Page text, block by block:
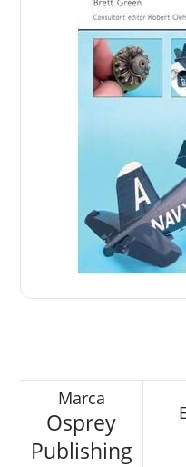
Osprey
Publishing